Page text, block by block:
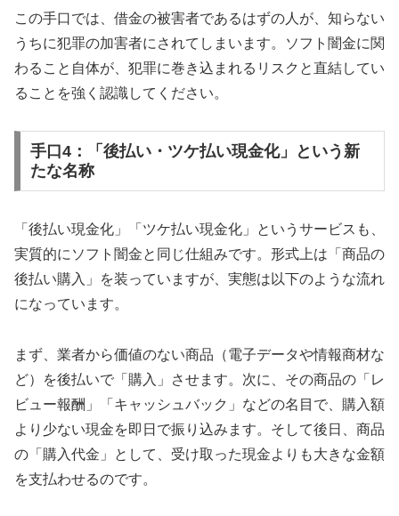
この手口では、借金の被害者であるはずの人が、知らない
うちに犯罪の加害者にされてしまいます。ソフト闇金に関
わること自体が、犯罪に巻き込まれるリスクと直結してい
ることを強く認識してください。
手口4：「後払い・ツケ払い現金化」という新
たな名称
「後払い現金化」「ツケ払い現金化」というサービスも、
実質的にソフト闇金と同じ仕組みです。形式上は「商品の
後払い購入」を装っていますが、実態は以下のような流れ
になっています。
まず、業者から価値のない商品（電子データや情報商材な
ど）を後払いで「購入」させます。次に、その商品の「レ
ビュー報酬」「キャッシュバック」などの名目で、購入額
より少ない現金を即日で振り込みます。そして後日、商品
の「購入代金」として、受け取った現金よりも大きな金額
を支払わせるのです。